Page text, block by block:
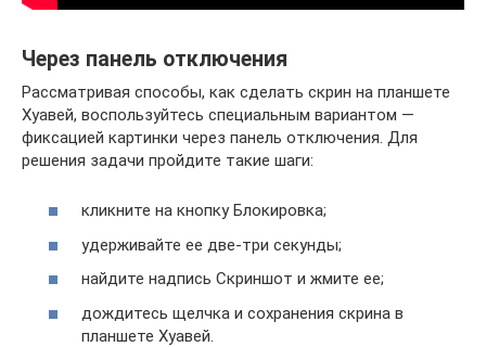
Через панель отключения
Рассматривая способы, как сделать скрин на планшете
Хуавей, воспользуйтесь специальным вариантом —
фиксацией картинки через панель отключения. Для
решения задачи пройдите такие шаги:
кликните на кнопку Блокировка;
удерживайте ее две-три секунды;
найдите надпись Скриншот и жмите ее;
дождитесь щелчка и сохранения скрина в
планшете Хуавей.